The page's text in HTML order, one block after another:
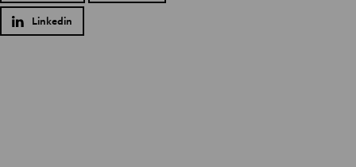
Linkedin